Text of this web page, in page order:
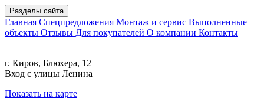
Разделы сайта
Главная Спецпредложения Монтаж и сервис Выполненные
объекты Отзывы Для покупателей О компании Контакты
г. Киров, Блюхера, 12
Вход с улицы Ленина
Показать на карте